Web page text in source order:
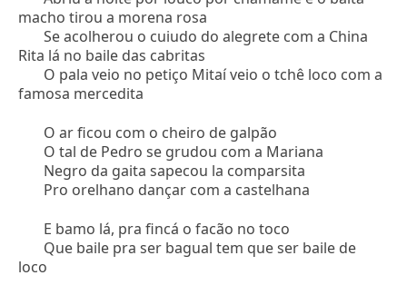
macho tirou a morena rosa
Se acolherou o cuiudo do alegrete com a China
Rita lá no baile das cabritas
O pala veio no petiço Mitaí veio o tchê loco com a
famosa mercedita
O ar ficou com o cheiro de galpão
O tal de Pedro se grudou com a Mariana
Negro da gaita sapecou la comparsita
Pro orelhano dançar com a castelhana
E bamo lá, pra fincá o facão no toco
Que baile pra ser bagual tem que ser baile de
loco